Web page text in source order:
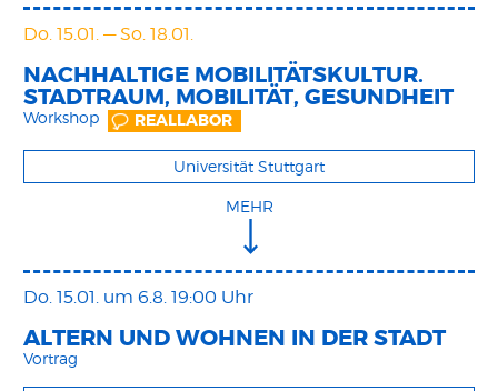
Do. 15.01. — So. 18.01.
NACHHALTIGE MOBILITÄTSKULTUR.
STADTRAUM, MOBILITÄT, GESUNDHEIT
Workshop REALLABOR
Universität Stuttgart
MEHR
Do. 15.01. um 6.8. 19:00 Uhr
ALTERN UND WOHNEN IN DER STADT
Vortrag